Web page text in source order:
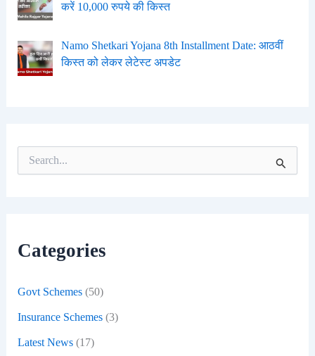
करें 10,000 रुपये की किस्त
Namo Shetkari Yojana 8th Installment Date: आठवीं
किस्त को लेकर लेटेस्ट अपडेट
o
Categories
Govt Schemes(50)
Insurance Schemes(3)
Latest News(17)